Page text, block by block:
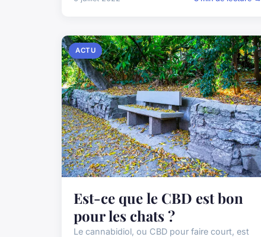
ACTU
Est-ce que le CBD est bon
pour les chats ?
Le cannabidiol, ou CBD pour faire court, est